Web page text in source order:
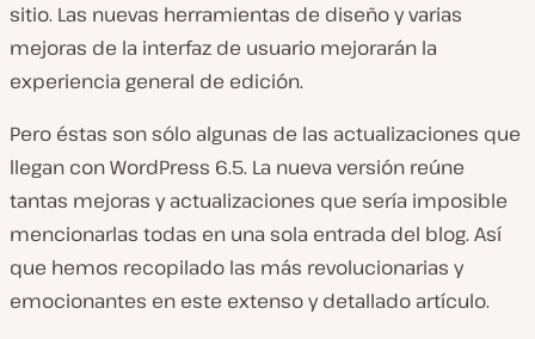
sitio. Las nuevas herramientas de diseño y varias
mejoras de la interfaz de usuario mejorarán la
experiencia general de edición.
Pero éstas son sólo algunas de las actualizaciones que
llegan con WordPress 6.5. La nueva versión reúne
tantas mejoras y actualizaciones que sería imposible
mencionarlas todas en una sola entrada del blog. Así
que hemos recopilado las más revolucionarias y
emocionantes en este extenso y detallado artículo.